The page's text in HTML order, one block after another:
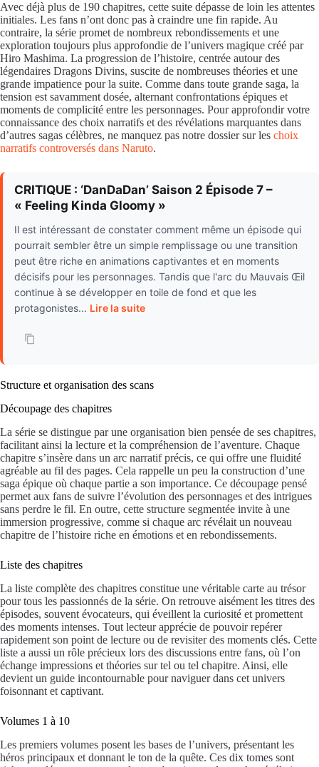
Avec déjà plus de 190 chapitres, cette suite dépasse de loin les attentes
initiales. Les fans n’ont donc pas à craindre une fin rapide. Au
contraire, la série promet de nombreux rebondissements et une
exploration toujours plus approfondie de l’univers magique créé par
Hiro Mashima. La progression de l’histoire, centrée autour des
légendaires Dragons Divins, suscite de nombreuses théories et une
grande impatience pour la suite. Comme dans toute grande saga, la
tension est savamment dosée, alternant confrontations épiques et
moments de complicité entre les personnages. Pour approfondir votre
connaissance des choix narratifs et des révélations marquantes dans
d’autres sagas célèbres, ne manquez pas notre dossier sur les choix
narratifs controversés dans Naruto.
CRITIQUE : ‘DanDaDan’ Saison 2 Épisode 7 –
« Feeling Kinda Gloomy »
Il est intéressant de constater comment même un épisode qui
pourrait sembler être un simple remplissage ou une transition
peut être riche en animations captivantes et en moments
décisifs pour les personnages. Tandis que l'arc du Mauvais Œil
continue à se développer en toile de fond et que les
protagonistes... Lire la suite
Structure et organisation des scans
Découpage des chapitres
La série se distingue par une organisation bien pensée de ses chapitres,
facilitant ainsi la lecture et la compréhension de l’aventure. Chaque
chapitre s’insère dans un arc narratif précis, ce qui offre une fluidité
agréable au fil des pages. Cela rappelle un peu la construction d’une
saga épique où chaque partie a son importance. Ce découpage pensé
permet aux fans de suivre l’évolution des personnages et des intrigues
sans perdre le fil. En outre, cette structure segmentée invite à une
immersion progressive, comme si chaque arc révélait un nouveau
chapitre de l’histoire riche en émotions et en rebondissements.
Liste des chapitres
La liste complète des chapitres constitue une véritable carte au trésor
pour tous les passionnés de la série. On retrouve aisément les titres des
épisodes, souvent évocateurs, qui éveillent la curiosité et promettent
des moments intenses. Tout lecteur apprécie de pouvoir repérer
rapidement son point de lecture ou de revisiter des moments clés. Cette
liste a aussi un rôle précieux lors des discussions entre fans, où l’on
échange impressions et théories sur tel ou tel chapitre. Ainsi, elle
devient un guide incontournable pour naviguer dans cet univers
foisonnant et captivant.
Volumes 1 à 10
Les premiers volumes posent les bases de l’univers, présentant les
héros principaux et donnant le ton de la quête. Ces dix tomes sont